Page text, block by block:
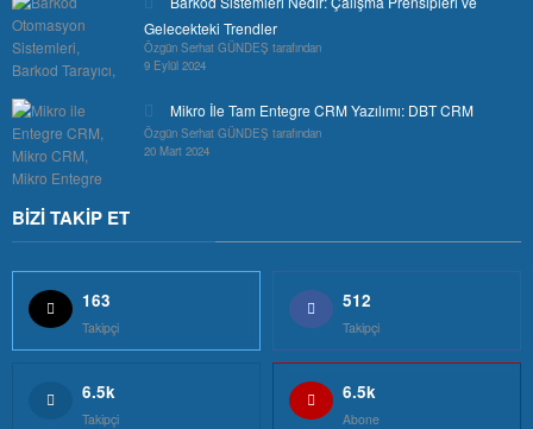
Gelecekteki Trendler
Özgün Serhat GÜNDEŞ tarafından
9 Eylül 2024
Mikro İle Tam Entegre CRM Yazılımı: DBT CRM
Özgün Serhat GÜNDEŞ tarafından
20 Mart 2024
BİZİ TAKİP ET
163
Takipçi
512
Takipçi
6.5k
Takipçi
6.5k
Abone